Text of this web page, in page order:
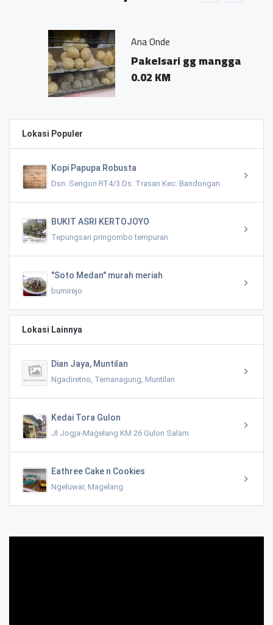
Ana Onde
Pakelsari gg mangga
0.02 KM
Lokasi Populer
Kopi Papupa Robusta
Dsn. Sengon RT4/3 Ds. Trasan Kec. Bandongan
BUKIT ASRI KERTOJOYO
Tepungsari pringombo tempuran
"Soto Medan" murah meriah
bumirejo
Lokasi Lainnya
Dian Jaya, Muntilan
Ngadiretno, Temanagung, Muntilan
Kedai Tora Gulon
Jl Jogja-Magelang KM 26 Gulon Salam
Eathree Cake n Cookies
Ngeluwar, Magelang